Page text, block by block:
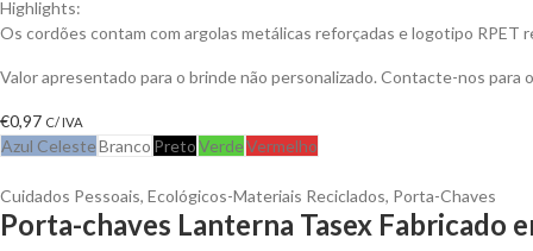
Highlights:
Os cordões contam com argolas metálicas reforçadas e logotipo RPET
Valor apresentado para o brinde não personalizado. Contacte-nos
€0,97 C/ IVA
Azul CelesteBranco PretoVerdeVermelho
Cuidados Pessoais, Ecológicos-Materiais Reciclados, Porta-Chaves
Porta-chaves Lanterna Tasex Fabricado